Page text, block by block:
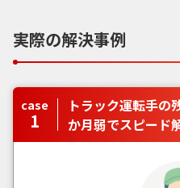
実際の解決事例
case
1
トラック運転手の
か月弱でスピード